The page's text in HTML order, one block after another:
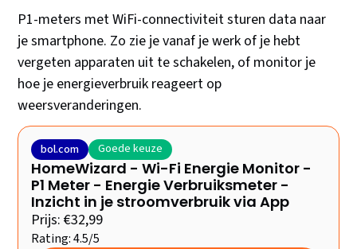
P1-meters met WiFi-connectiviteit sturen data naar
je smartphone. Zo zie je vanaf je werk of je hebt
vergeten apparaten uit te schakelen, of monitor je
hoe je energieverbruik reageert op
weersveranderingen.
bol.com Goede keuze
HomeWizard - Wi-Fi Energie Monitor -
P1 Meter - Energie Verbruiksmeter -
Inzicht in je stroomverbruik via App
Prijs: €32,99
Rating: 4.5/5